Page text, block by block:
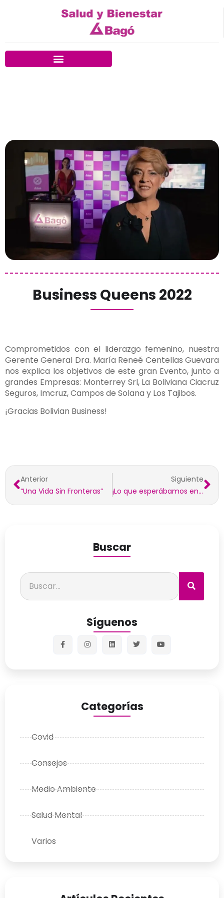
Business Queens 2022
Comprometidos con el liderazgo femenino, nuestra
Gerente General Dra. María Reneé Centellas Guevara
nos explica los objetivos de este gran Evento, junto a
grandes Empresas: Monterrey Srl, La Boliviana Ciacruz
Seguros, Imcruz, Campos de Solana y Los Tajibos.
¡Gracias Bolivian Business!
Anterior
“Una Vida Sin Fronteras”
Siguiente
¡Lo que esperábamos en el mercado!
Buscar
Síguenos
Categorías
Covid
Consejos
Medio Ambiente
Salud Mental
Varios